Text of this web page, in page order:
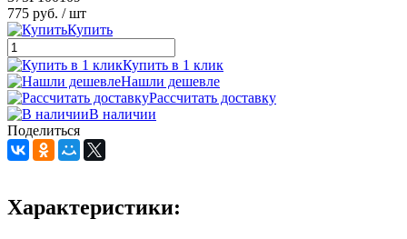
775 руб. / шт
Купить
Купить в 1 клик
Нашли дешевле
Рассчитать доставку
В наличии
Поделиться
Характеристики: